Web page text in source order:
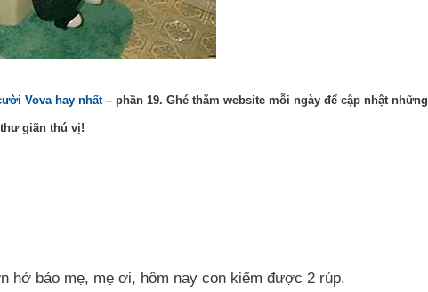
Vova hay nhất– phần 19. Ghé thăm website mỗi ngày để cập nhật những
giãn thú vị!
hở bảo mẹ, mẹ ơi, hôm nay con kiếm được 2 rúp.